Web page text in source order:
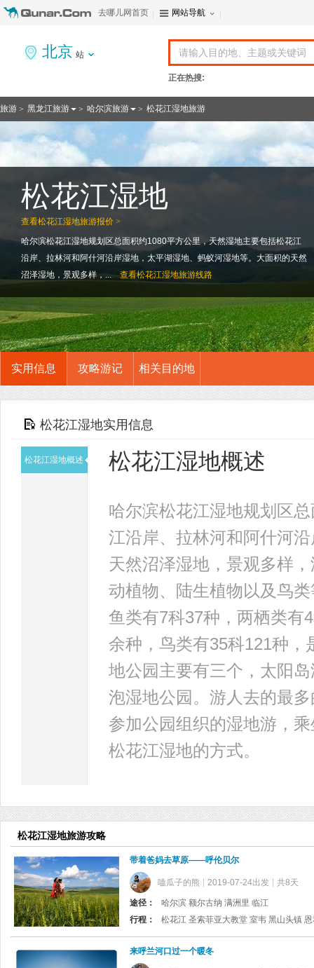
去哪儿网首页 网站导航
北京 站
正在热搜:
旅游 > 黑龙江旅游 > 哈尔滨旅游 > 松花江湿地旅游
查看松花江湿地旅游报价 >
松花江湿地
哈尔滨松花江湿地规划区总面积约1080平方公里，天然湿地主要包括松花江
沿岸、拉林河和阿什河沿岸湿地，太平湖湿地、蚂蚁河湿地等。大面积的天然
沼泽湿地，景观多样，...
查看松花江湿地旅游线路
实用信息 攻略游记 相关目的地
松花江湿地实用信息
松花江湿地概述 松花江湿地概述
哈尔滨松花江湿地规划区
江沿岸、拉林河和阿什河
天然沼泽湿地，景观多样
动植物、陆生植物以及鸟
鱼类有7科37种，两栖类有
余种，鸟类有35科121种
地公园主要有三个，太阳
泡湿地公园。游人去的最
参加公园组织的湿地游，
松花江湿地的方式。
松花江湿地旅游攻略
带着爸妈去草原——呼伦贝尔
嗑瓜子的熊 2019-07-24出发 共8天
途径：
哈尔滨 额尔古纳 满洲里 临江
行程：
来呼兰河口过一个暖冬